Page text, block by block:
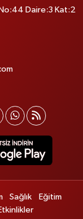
Daire:3 Kat:2
Sağlık
Eğitim